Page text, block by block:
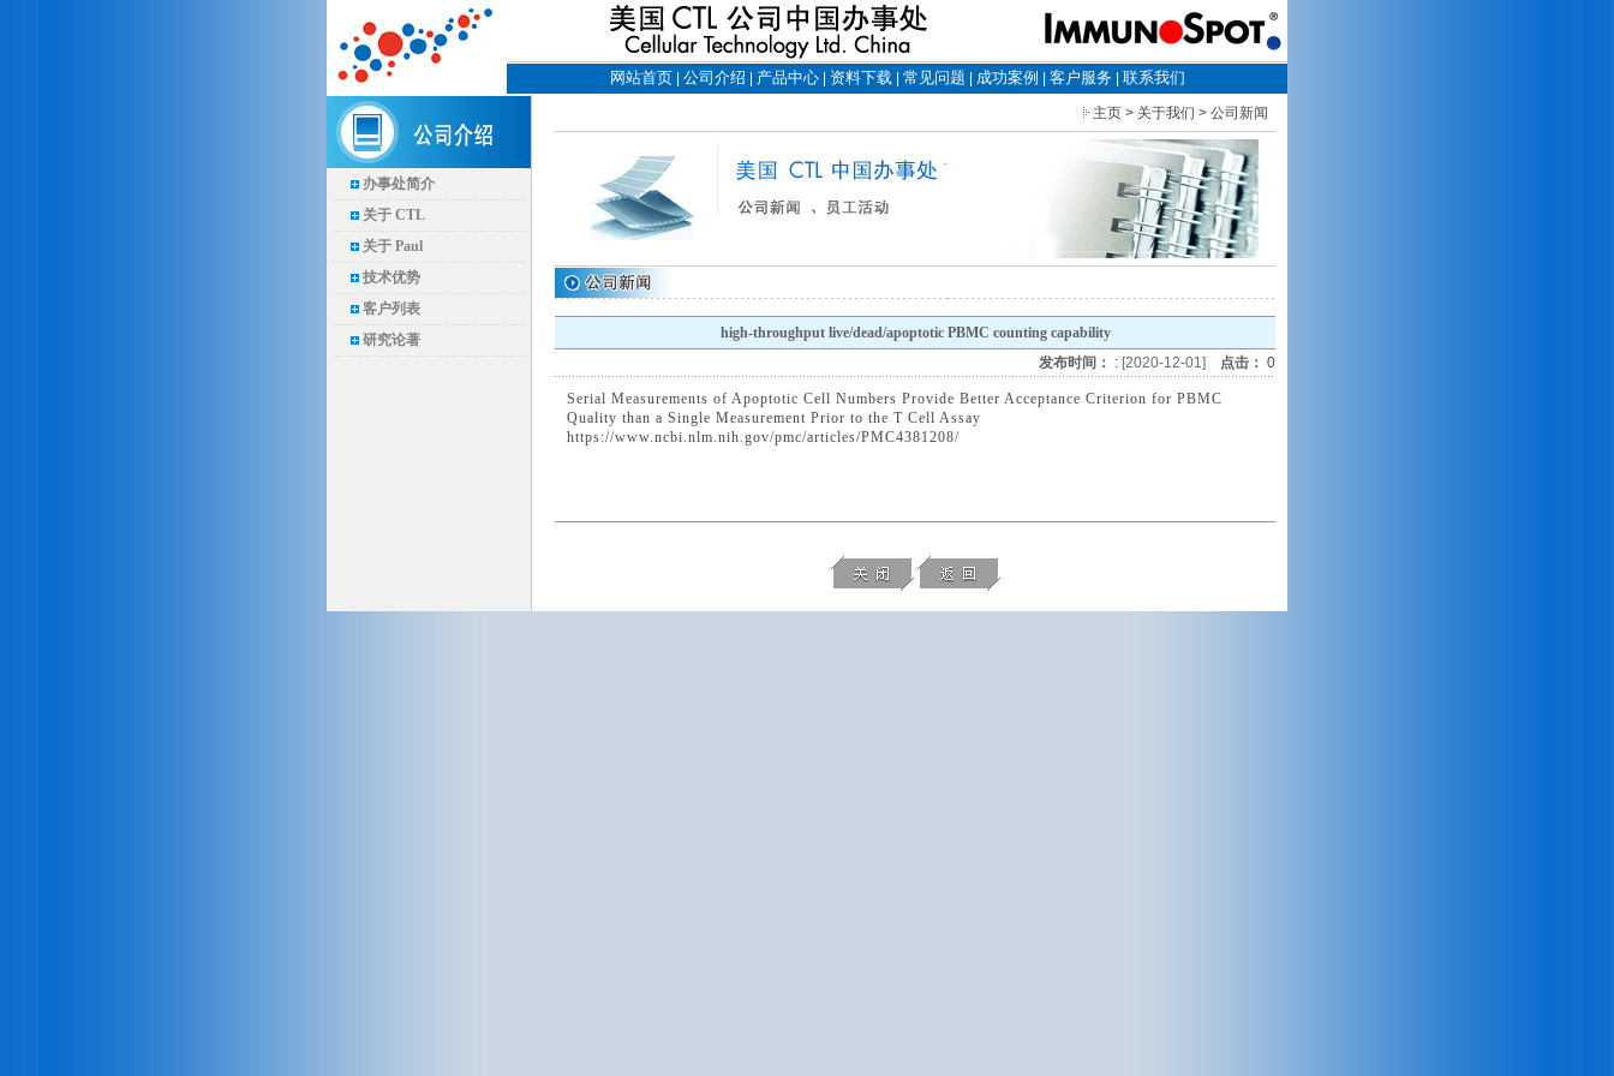
网站首页 公司介绍 产品中心| 资料下载| 常见问题 成功案例 客户服务| 联系我们
办事处简介
关于 CTL
关于 Paul
技术优势
客户列表
研究论著
主页 > 关于我们 > 公司新闻
high-throughput live/dead/apoptotic PBMC counting capability
发布时间： : [2020-12-01] 点击： 0
Serial Measurements of Apoptotic Cell Numbers Provide Better Acceptance Criterion for PBMC
Quality than a Single Measurement Prior to the T Cell Assay
https://www.ncbi.nlm.nih.gov/pmc/articles/PMC4381208/